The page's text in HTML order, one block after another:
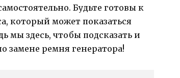
Будьте готовы к
который может показаться
мы здесь, чтобы подсказать и
замене ремня генератора!